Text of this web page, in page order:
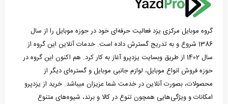
گروه موبایل مرکزی یزد فعالیت حرفه‌ای خود در حوزه موبایل را از سال
1386 شروع و به تدریج گسترش داده است. خدمات آنلاین این گروه از
سال 1402 از طریق وبسایت یزدپرو آغاز به کار کرد. هم اکنون این گروه در
حوزه فروش انواع موبایل، لوازم جانبی موبایل و گستره‌ای دیگر از
محصولات، بصورت آنلاین در خدمت شما عزیزان میباشد. خرید از یزدپرو
امکانات و ویژگی‌هایی همچون تنوع در کالا و برند، شیوه‌های متنوع